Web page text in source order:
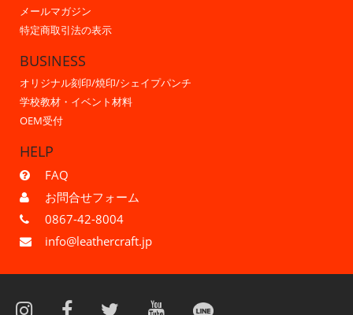
メールマガジン
特定商取引法の表示
BUSINESS
オリジナル刻印/焼印/シェイプパンチ
学校教材・イベント材料
OEM受付
HELP
FAQ
お問合せフォーム
0867-42-8004
info@leathercraft.jp